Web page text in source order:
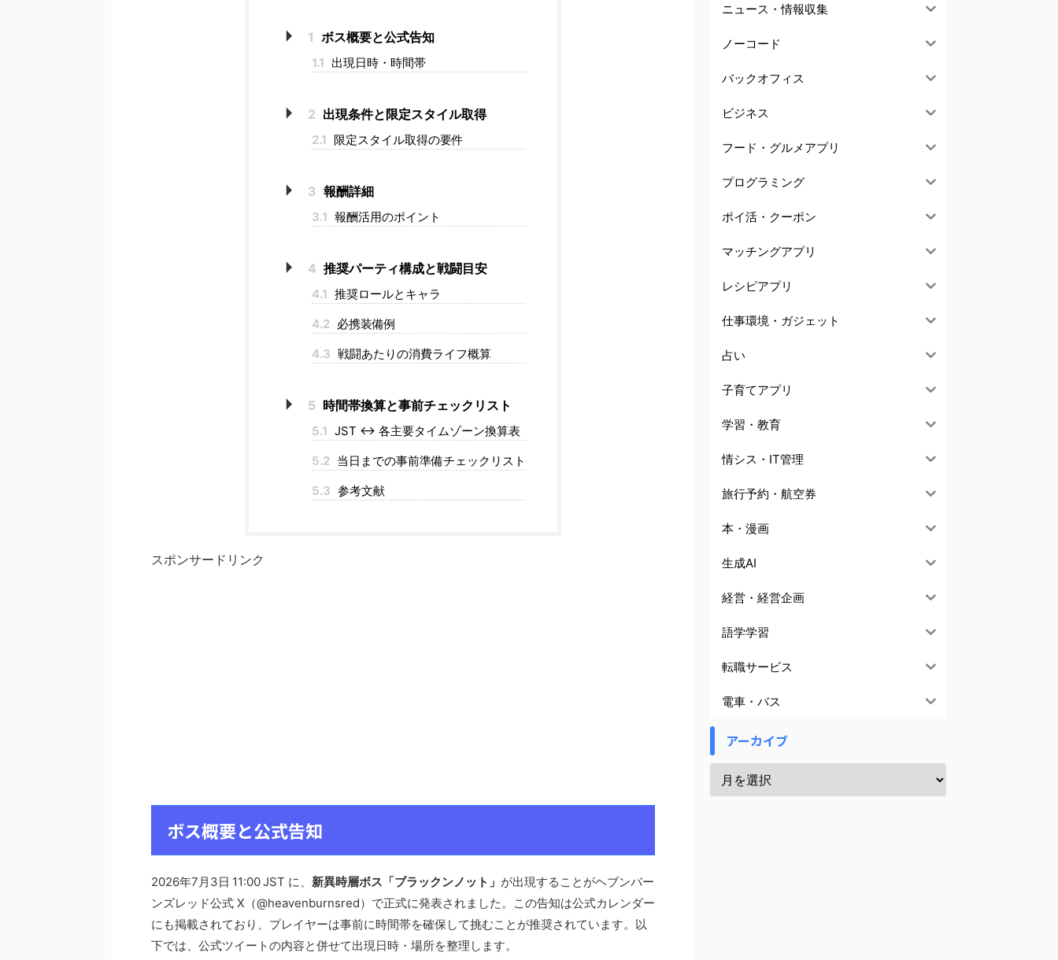
1 ボス概要と公式告知
1.1 出現日時・時間帯
2 出現条件と限定スタイル取得
2.1 限定スタイル取得の要件
3 報酬詳細
3.1 報酬活用のポイント
4 推奨パーティ構成と戦闘目安
4.1 推奨ロールとキャラ
4.2 必携装備例
4.3 戦闘あたりの消費ライフ概算
5 時間帯換算と事前チェックリスト
5.1 JST ↔︎ 各主要タイムゾーン換算表
5.2 当日までの事前準備チェックリスト
5.3 参考文献
スポンサードリンク
ボス概要と公式告知
2026年7月3日 11:00 JST に、 新異時層ボス「ブラックンノット」 が出現することがヘブンバー
ンズレッド公式 X（@heavenburnsred）で正式に発表されました。この告知は公式カレンダー
にも掲載されており、プレイヤーは事前に時間帯を確保して挑むことが推奨されています。以
下では、公式ツイートの内容と併せて出現日時・場所を整理します。
ニュース・情報収集
ノーコード
バックオフィス
ビジネス
フード・グルメアプリ
プログラミング
ポイ活・クーポン
マッチングアプリ
レシピアプリ
仕事環境・ガジェット
占い
子育てアプリ
学習・教育
情シス・IT管理
旅行予約・航空券
本・漫画
生成AI
経営・経営企画
語学学習
転職サービス
電車・バス
アーカイブ